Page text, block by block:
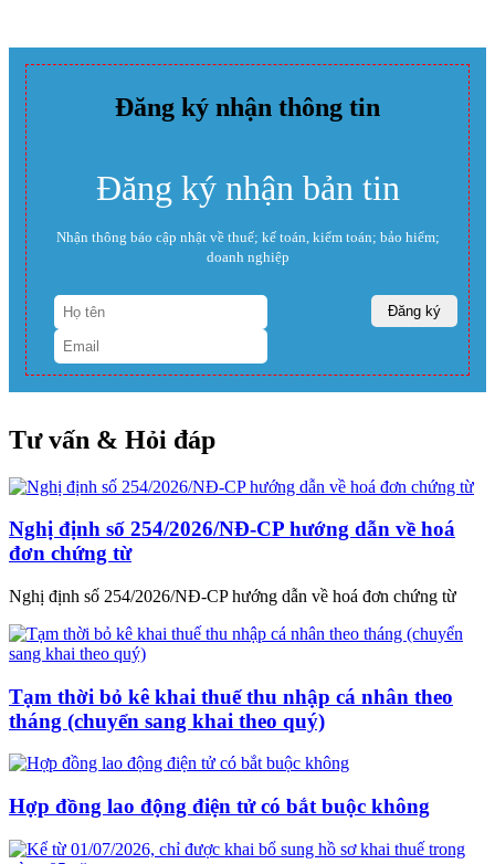
Đăng ký nhận thông tin
Đăng ký nhận bản tin
Nhận thông báo cập nhật về thuế; kế toán, kiểm toán; bảo hiểm;
doanh nghiệp
Tư vấn & Hỏi đáp
Nghị định số 254/2026/NĐ-CP hướng dẫn về hoá
đơn chứng từ
Nghị định số 254/2026/NĐ-CP hướng dẫn về hoá đơn chứng từ
Tạm thời bỏ kê khai thuế thu nhập cá nhân theo
tháng (chuyển sang khai theo quý)
Hợp đồng lao động điện tử có bắt buộc không